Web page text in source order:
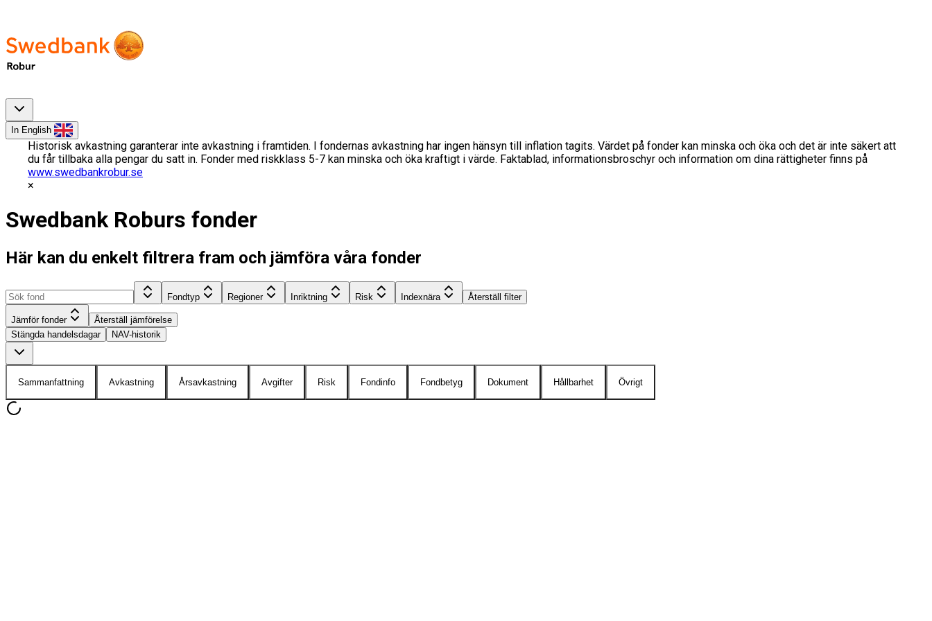
In English
Historisk avkastning garanterar inte avkastning i framtiden. I fondernas avkastning har ingen hänsyn till inflation tagits. Värdet på fonder kan minska och öka och det är inte säkert att
du får tillbaka alla pengar du satt in. Fonder med riskklass 5-7 kan minska och öka kraftigt i värde. Faktablad, informationsbroschyr och information om dina rättigheter finns på
www.swedbankrobur.se
Swedbank Roburs fonder
Här kan du enkelt filtrera fram och jämföra våra fonder
Fondtyp Regioner Inriktning Risk Indexnära Återställ filter
Jämför fonder
Återställ jämförelse
Stängda handelsdagar
NAV-historik
Sammanfattning Avkastning Årsavkastning Avgifter Risk Fondinfo Fondbetyg Dokument Hållbarhet Övrigt